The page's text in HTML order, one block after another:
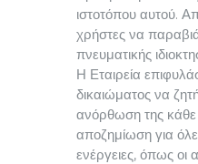
ιστοτόπου αυτού.
χρήστες να
πνευματικής
Η Εταιρεία
δικαιώματος να
ανόρθωση της κάθε
αποζημίωση για
ενέργειες, όπως οι